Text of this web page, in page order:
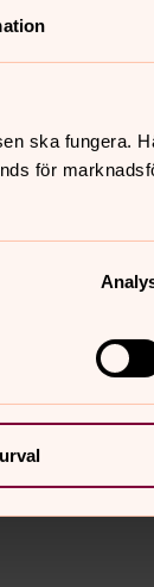
ska fungera.
för